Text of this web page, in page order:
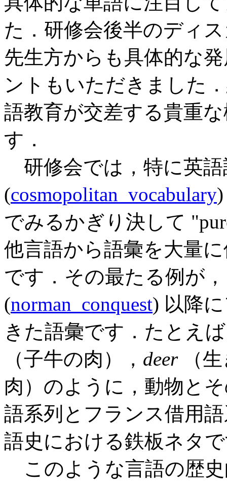
た．研修会後半のディ
先生方からも具体的な
ントもいただきました
語教育が交差する貴重
す．
研修会では，特に英語
(cosmopolitan_vocabulary
でみるかぎり決して
他言語から語彙を大量
です．その最たる例が
(norman_conquest) 以降
きた語彙です．たとえ
（子牛の肉）， deer（生
肉）のように，動物と
語系列とフランス借用
語史における鉄板ネタ
このような言語の歴